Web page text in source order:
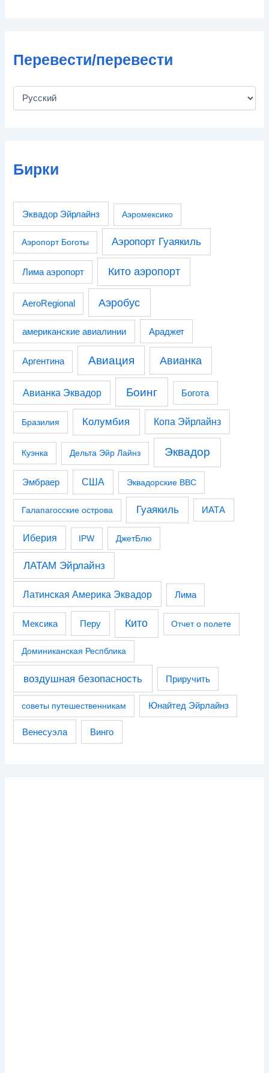
Перевести/перевести
Бирки
Эквадор Эйрлайнз Аэромексико
Аэропорт Боготы Аэропорт Гуаякиль
Лима аэропорт Кито аэропорт
AeroRegional Аэробус
американские авиалинии Араджет
Аргентина Авиация Авианка
Авианка Эквадор Боинг Богота
Бразилия Колумбия Копа Эйрлайнз
Куэнка Дельта Эйр Лайнз Эквадор
Эмбраер США Эквадорские ВВС
Галапагосские острова Гуаякиль ИАТА
Иберия IPW ДжетБлю
ЛАТАМ Эйрлайнз
Латинская Америка Эквадор Лима
Мексика Перу Кито Отчет о полете
Доминиканская Респблика
воздушная безопасность Приручить
советы путешественникам Юнайтед Эйрлайнз
Венесуэла Винго